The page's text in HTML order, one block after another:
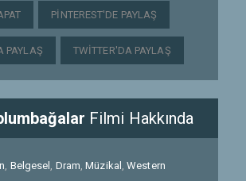
PINTEREST'DE PAYLAŞ
PAYLAŞ TWITTER'DA PAYLAŞ
Filmi Hakkında
, Belgesel , Dram,Müzikal ,Western